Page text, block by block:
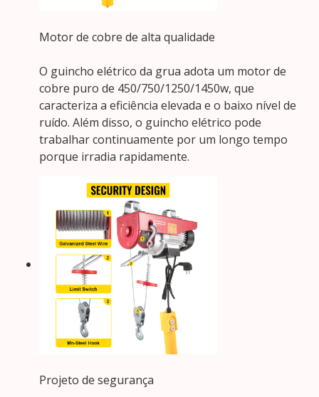
Motor de cobre de alta qualidade
O guincho elétrico da grua adota um motor de
cobre puro de 450/750/1250/1450w, que
caracteriza a eficiência elevada e o baixo nível de
ruído. Além disso, o guincho elétrico pode
trabalhar continuamente por um longo tempo
porque irradia rapidamente.
Projeto de segurança